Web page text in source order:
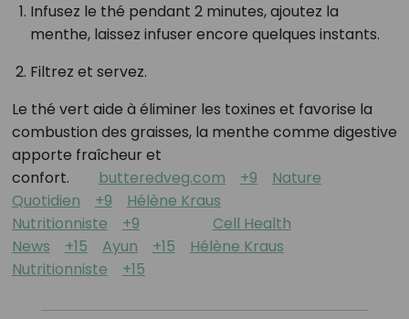
Infusez le thé pendant 2 minutes, ajoutez la
menthe, laissez infuser encore quelques instants.
Filtrez et servez.
Le thé vert aide à éliminer les toxines et favorise la
combustion des graisses, la menthe comme digestive
apporte fraîcheur et
confort.
butteredveg.com +9
Nature
Quotidien
+9
Hélène Kraus
Nutritionniste
+9
Cell Health
News
+15 Ayun +15
Hélène Kraus
Nutritionniste
+15